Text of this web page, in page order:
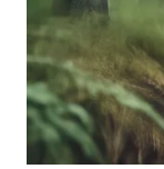
MASYARAKAT
KELISTRIKAN
WALINKI
ID